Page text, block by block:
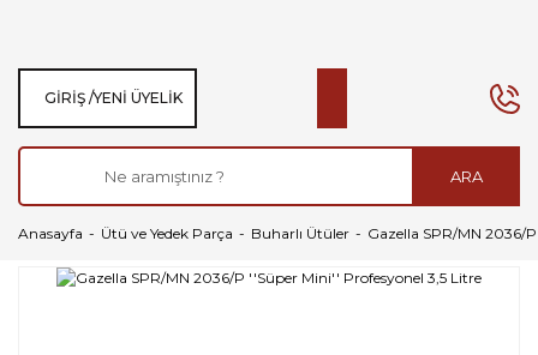
ARA
GIRIŞ /YENI ÜYELIK
Anasayfa Ütü ve Yedek Parça Buharlı Ütüler Gazella SPR/MN 2036/